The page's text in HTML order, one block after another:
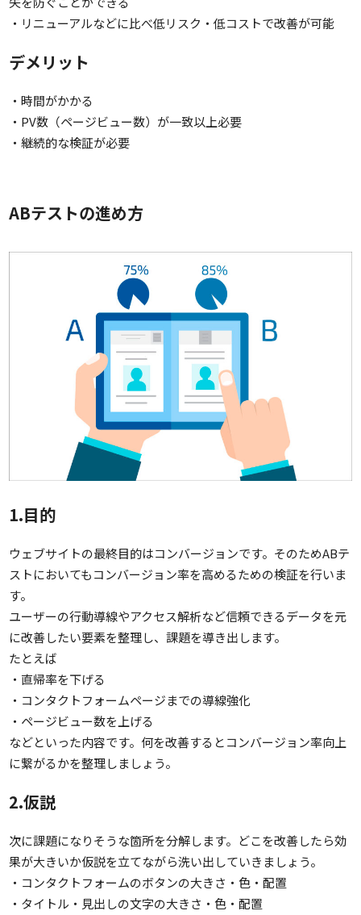
・リニューアルなどに比べ低リスク・低コストで改善が可能
デメリット
・時間がかかる
・PV数（ページビュー数）が一致以上必要
・継続的な検証が必要
ABテストの進め方
1.目的
ウェブサイトの最終目的はコンバージョンです。そのためABテ
ストにおいてもコンバージョン率を高めるための検証を行いま
す。
ユーザーの行動導線やアクセス解析など信頼できるデータを元
に改善したい要素を整理し、課題を導き出します。
たとえば
・直帰率を下げる
・コンタクトフォームページまでの導線強化
・ページビュー数を上げる
などといった内容です。何を改善するとコンバージョン率向上
に繋がるかを整理しましょう。
2.仮説
次に課題になりそうな箇所を分解します。どこを改善したら効
果が大きいか仮説を立てながら洗い出していきましょう。
・コンタクトフォームのボタンの大きさ・色・配置
・タイトル・見出しの文字の大きさ・色・配置